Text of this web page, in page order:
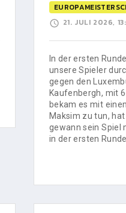
21. JULI 2026,
In der ersten
unsere Spieler
gegen den
Kaufenbergh, mit
bekam es mit
Maksim zu tun,
gewann sein Spiel
in der ersten